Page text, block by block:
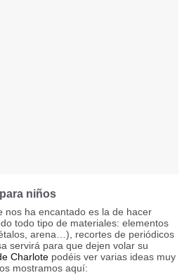
niños
nos ha encantado es la de hacer
todo tipo de materiales: elementos
arena…), recortes de periódicos
servirá para que dejen volar su
Charlote podéis ver varias ideas muy
mostramos aquí: